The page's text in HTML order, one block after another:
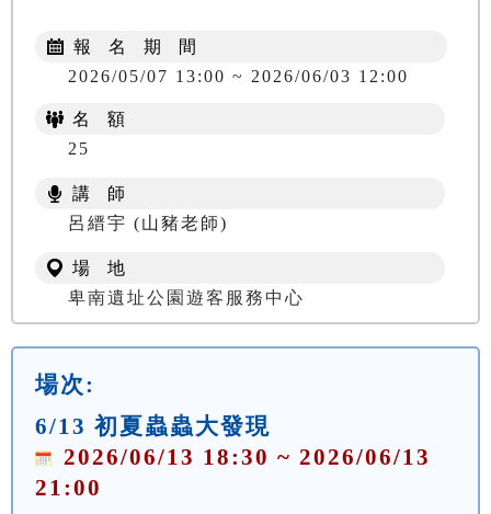
報 名 期 間
2026/05/07 13:00 ~ 2026/06/03 12:00
名 額
25
講 師
呂縉宇 (山豬老師)
場 地
卑南遺址公園遊客服務中心
場次:
6/13 初夏蟲蟲大發現
2026/06/13 18:30 ~ 2026/06/13
21:00